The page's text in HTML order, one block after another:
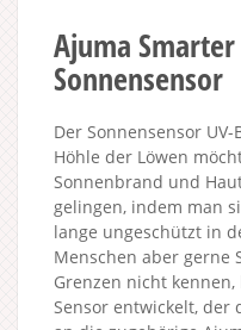
Ajuma
Sonnensensor
Der Sonnensensor
Höhle der Löwen
Sonnenbrand und
gelingen, indem man
lange ungeschützt in
Menschen aber gerne
Grenzen nicht
Sensor entwickelt, der